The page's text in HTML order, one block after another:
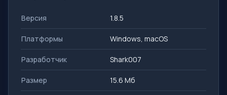
Версия 1.8.5
Платформы Windows, macOS
Разработчик Shark007
Размер 15.6 Mб